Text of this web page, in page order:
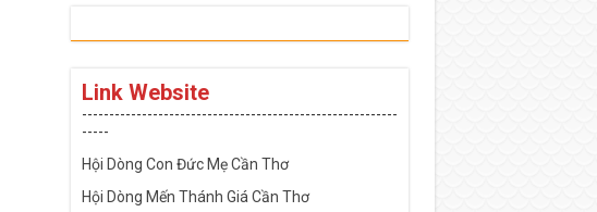
Link Website
----------------------------------------------------------
-----
Hội Dòng Con Đức Mẹ Cần Thơ
Hội Dòng Mến Thánh Giá Cần Thơ